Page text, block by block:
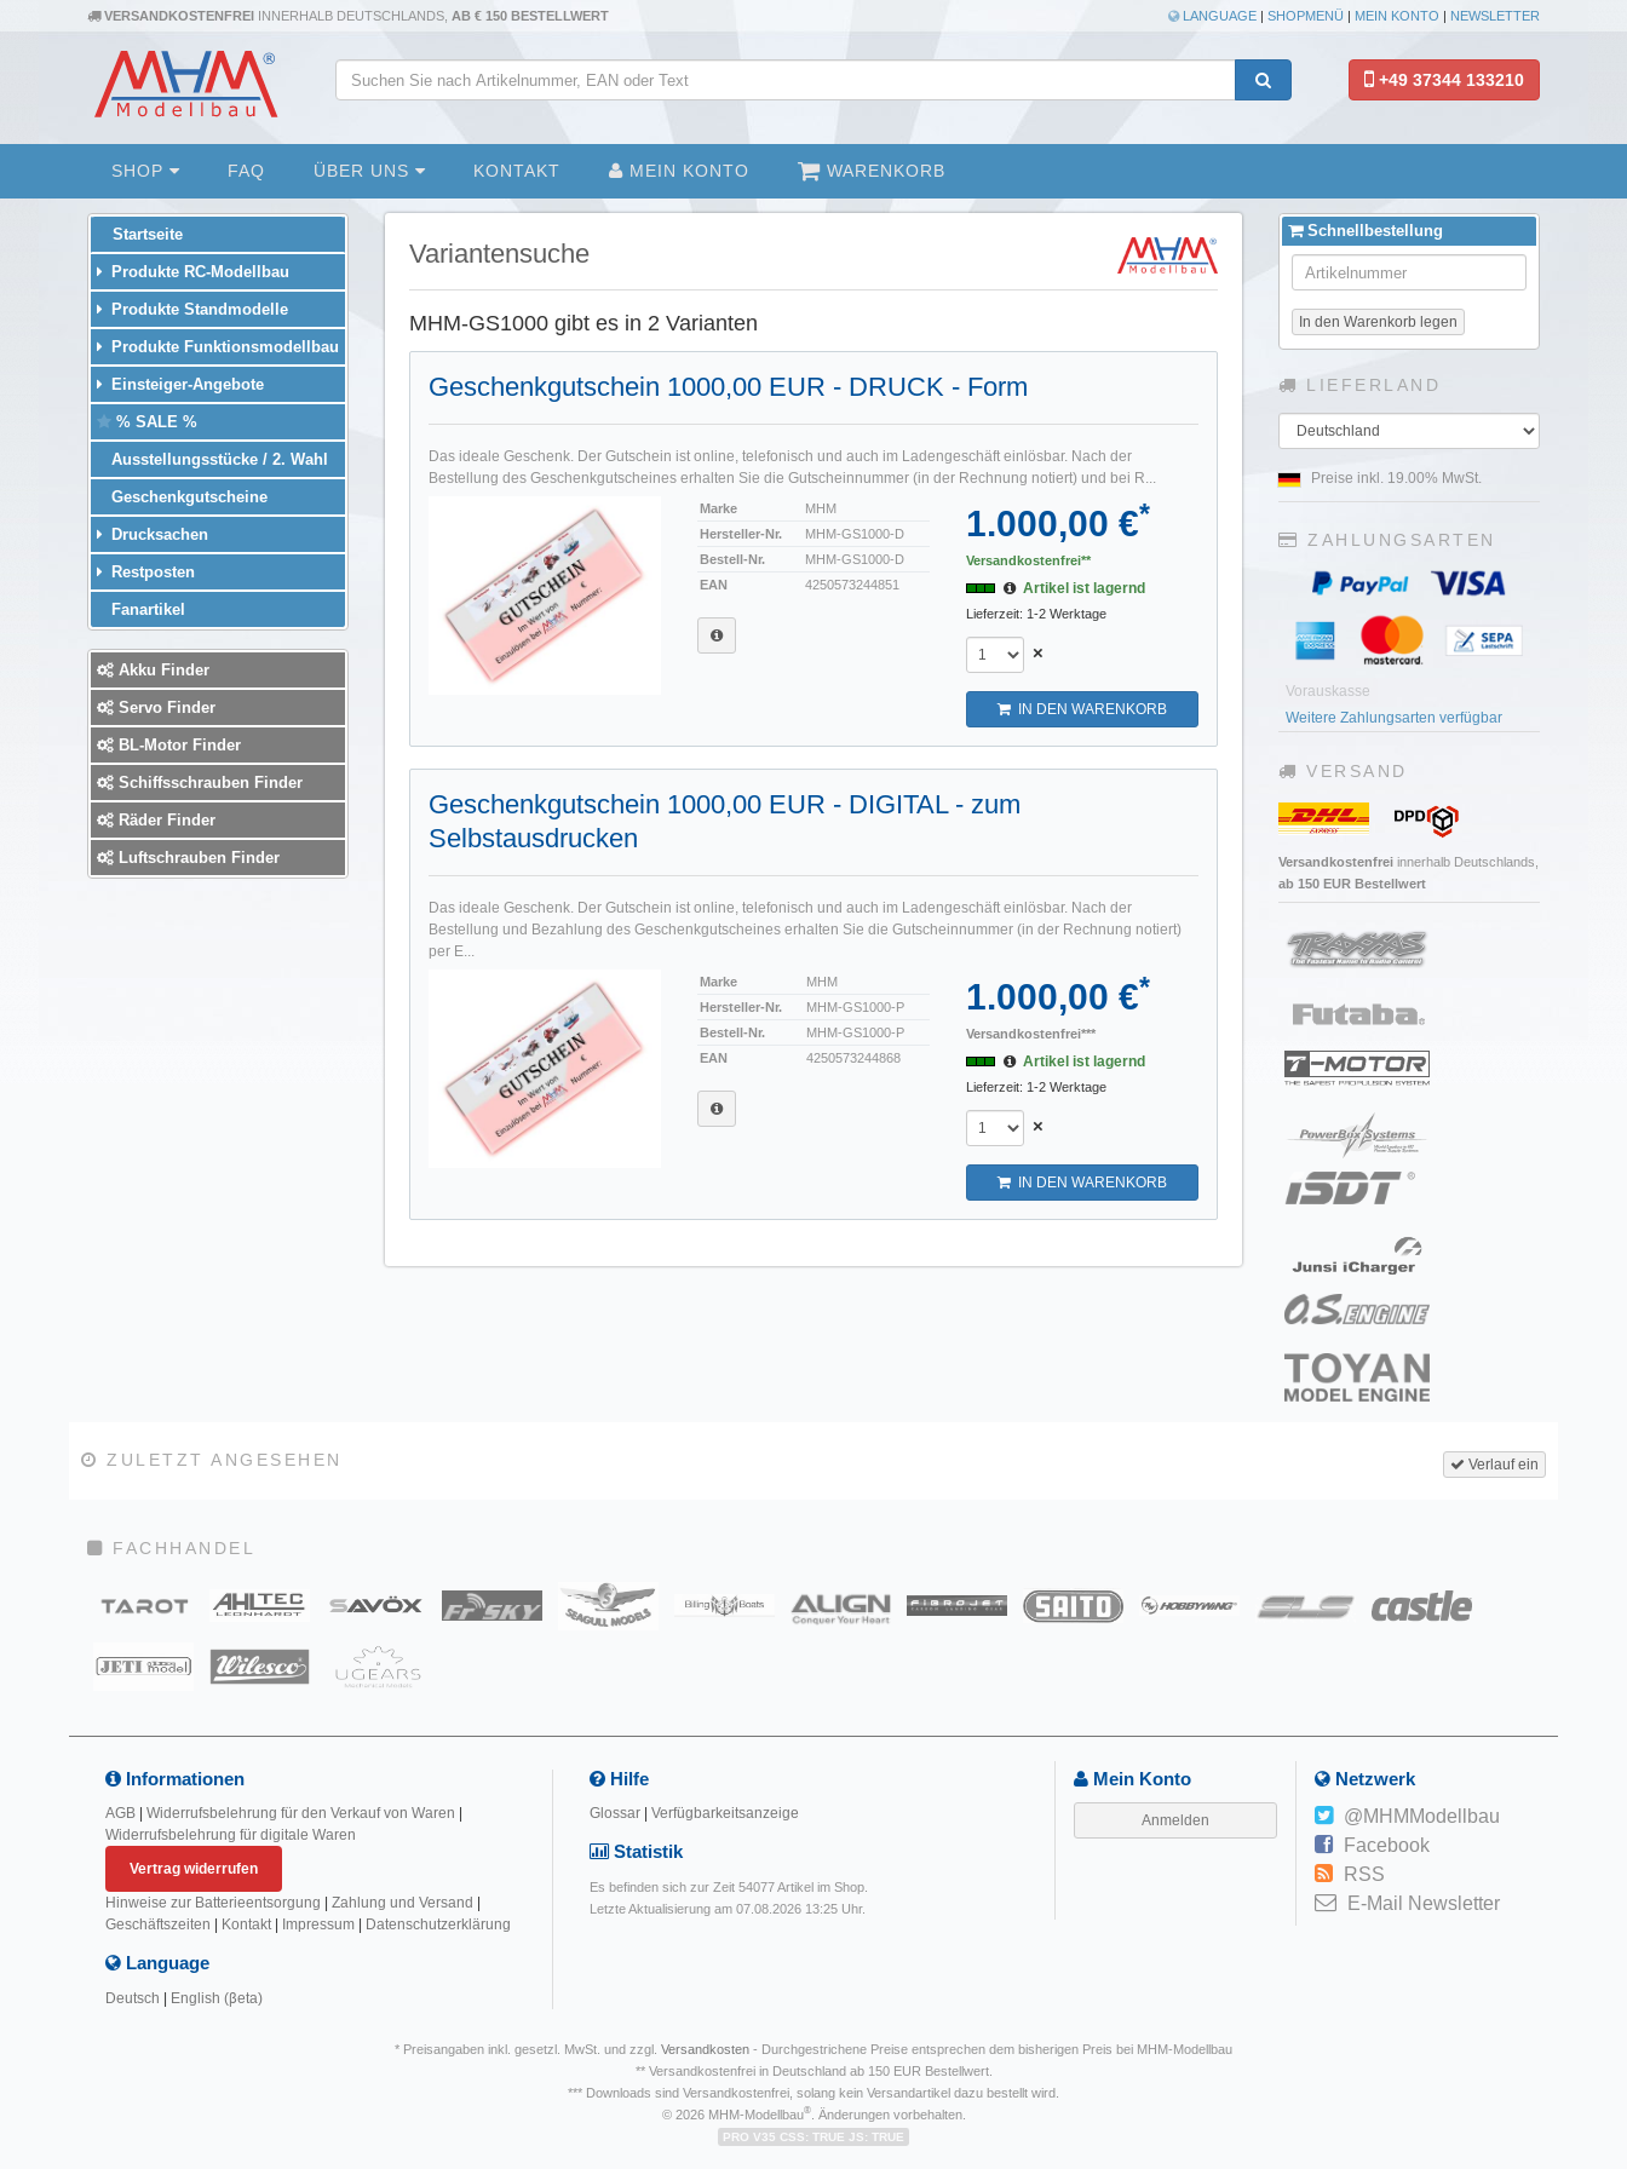
VERSANDKOSTENFREI INNERHALB DEUTSCHLANDS, AB € 150 BESTELLWERT LANGUAGE | SHOPMENÜ | MEIN KONTO | NEWSLETTER
+49 37344 133210
SHOP FAQ ÜBER UNS KONTAKT MEIN KONTO WARENKORB
Variantensuche
MHM-GS1000 gibt es in 2 Varianten
Geschenkgutschein 1000,00 EUR - DRUCK - Form
Das ideale Geschenk. Der Gutschein ist online, telefonisch und auch im Ladengeschäft einlösbar. Nach der
Bestellung des Geschenkgutscheines erhalten Sie die Gutscheinnummer (in der Rechnung notiert) und bei R...
Marke
MHM
Hersteller-Nr.
MHM-GS1000-D
Bestell-Nr.
MHM-GS1000-D
EAN
4250573244851
1.000,00 €*
Versandkostenfrei**
Artikel ist lagernd
Lieferzeit: 1-2 Werktage
×
IN DEN WARENKORB
Geschenkgutschein 1000,00 EUR - DIGITAL - zum
Selbstausdrucken
Das ideale Geschenk. Der Gutschein ist online, telefonisch und auch im Ladengeschäft einlösbar. Nach der
Bestellung und Bezahlung des Geschenkgutscheines erhalten Sie die Gutscheinnummer (in der Rechnung notiert)
per E...
Marke
MHM
Hersteller-Nr.
MHM-GS1000-P
Bestell-Nr.
MHM-GS1000-P
EAN
4250573244868
1.000,00 €*
Versandkostenfrei***
Artikel ist lagernd
Lieferzeit: 1-2 Werktage
×
IN DEN WARENKORB
Startseite
Produkte RC-Modellbau
Produkte Standmodelle
Produkte Funktionsmodellbau
Einsteiger-Angebote
% SALE %
Ausstellungsstücke / 2. Wahl
Geschenkgutscheine
Drucksachen
Restposten
Fanartikel
Akku Finder
Servo Finder
BL-Motor Finder
Schiffsschrauben Finder
Räder Finder
Luftschrauben Finder
Schnellbestellung
In den Warenkorb legen
LIEFERLAND
Land
Preise inkl. 19.00% MwSt.
ZAHLUNGSARTEN
Vorauskasse
Weitere Zahlungsarten verfügbar
VERSAND
Versandkostenfrei innerhalb Deutschlands,
ab 150 EUR Bestellwert
Verlauf ein
ZULETZT ANGESEHEN
FACHHANDEL
Informationen
AGB Widerrufsbelehrung für den Verkauf von Waren
Widerrufsbelehrung für digitale Waren
Vertrag widerrufen
Hinweise zur Batterieentsorgung
Zahlung und Versand
Geschäftszeiten
Kontakt| Impressum Datenschutzerklärung
Language
Deutsch | English (βeta)
Hilfe
Glossar Verfügbarkeitsanzeige
Statistik
Es befinden sich zur Zeit 54077 Artikel im Shop.
Letzte Aktualisierung am 07.08.2026 13:25 Uhr.
Mein Konto
Anmelden
Netzwerk
@MHMModellbau
Facebook
RSS
E-Mail Newsletter
* Preisangaben inkl. gesetzl. MwSt. und zzgl. Versandkosten - Durchgestrichene Preise entsprechen dem bisherigen Preis bei MHM-Modellbau
** Versandkostenfrei in Deutschland ab 150 EUR Bestellwert.
*** Downloads sind Versandkostenfrei, solang kein Versandartikel dazu bestellt wird.
© 2026 MHM-Modellbau®. Änderungen vorbehalten.
PRO V35 CSS: TRUE JS: TRUE